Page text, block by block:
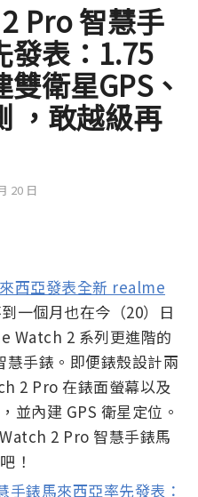
Pro 智慧手
發表：1.75
衛星GPS、
，敢越級再
20 日
西亞發表全新 realme
到一個月也在今（20）日
Watch 2 系列更進階的
手錶。即便錶殼設計兩
2 Pro 在錶面螢幕以及
並內建 GPS 衛星定位。
2 Pro 智慧手錶馬
！